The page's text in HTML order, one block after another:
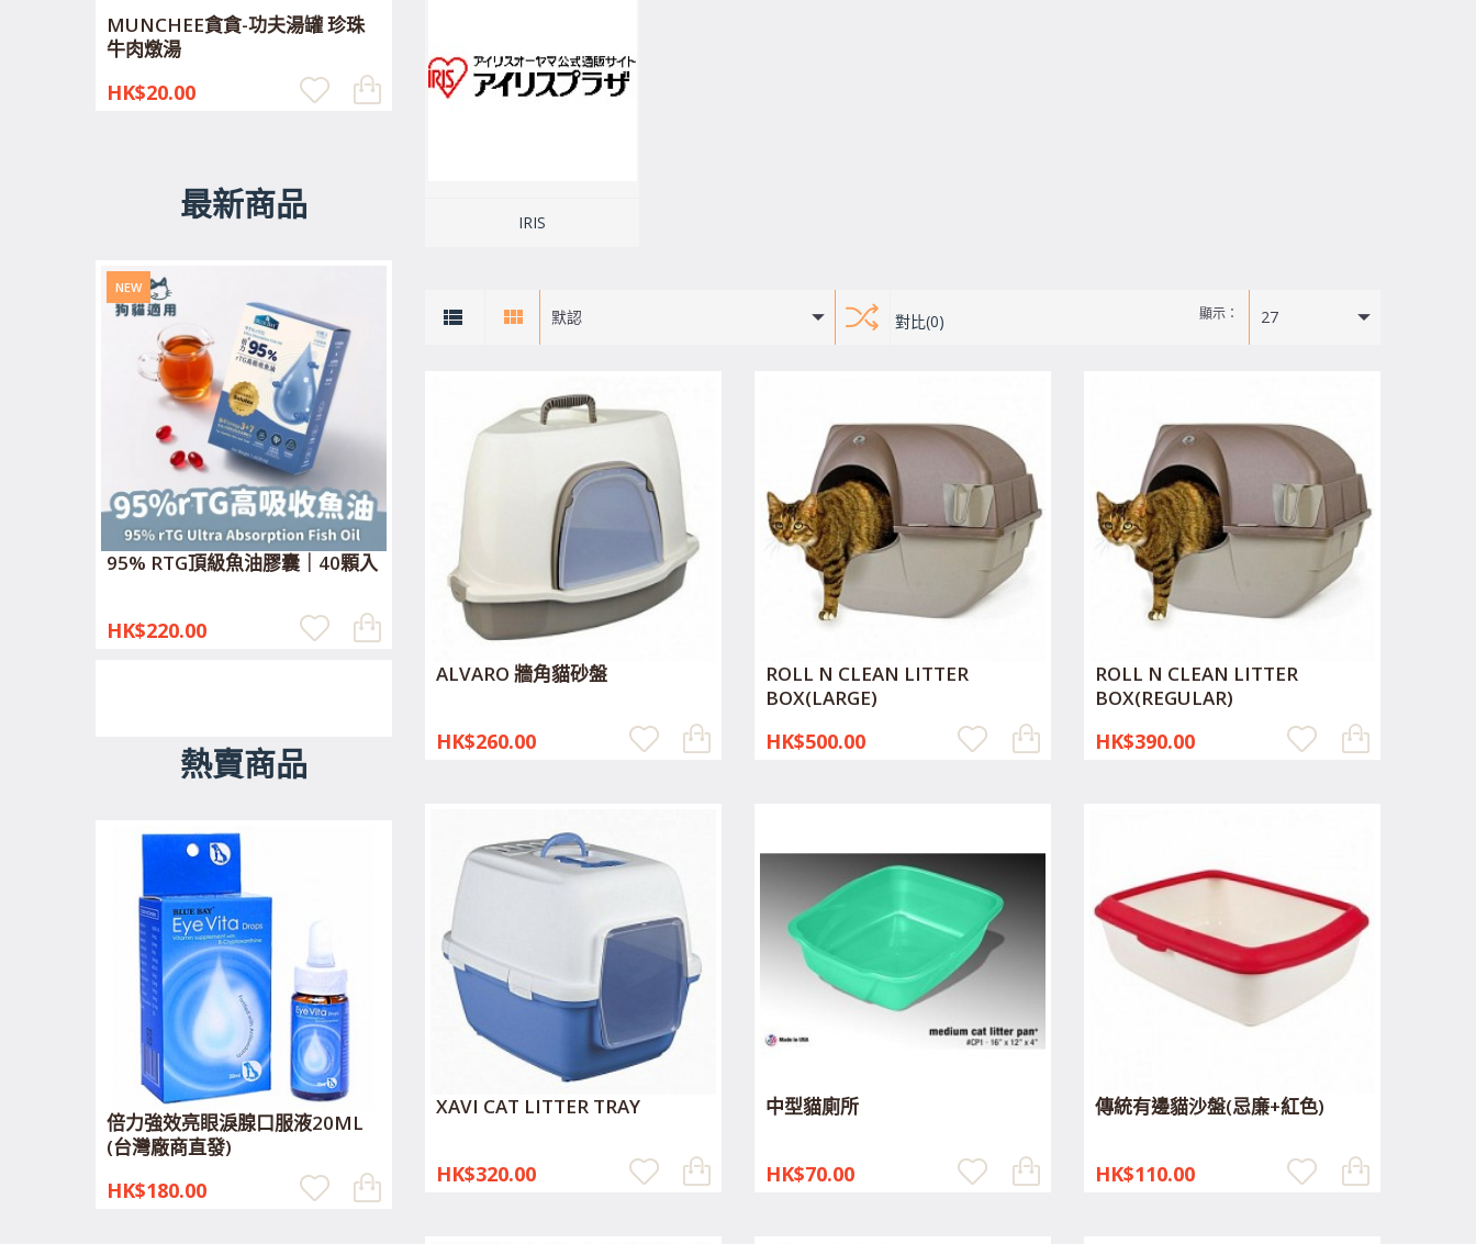
MUNCHEE貪貪-功夫湯罐 珍珠
牛肉燉湯
HK$20.00
最新商品
NEW
95% RTG頂級魚油膠囊｜40顆入
HK$220.00
熱賣商品
倍力強效亮眼淚腺口服液20ML
(台灣廠商直發)
HK$180.00
IRIS
默認 顯示： 27
對比(0)
ALVARO 牆角貓砂盤
HK$260.00
ROLL N CLEAN LITTER
BOX(LARGE)
HK$500.00
ROLL N CLEAN LITTER
BOX(REGULAR)
HK$390.00
XAVI CAT LITTER TRAY
HK$320.00
中型貓廁所
HK$70.00
傳統有邊貓沙盤(忌廉+紅色)
HK$110.00